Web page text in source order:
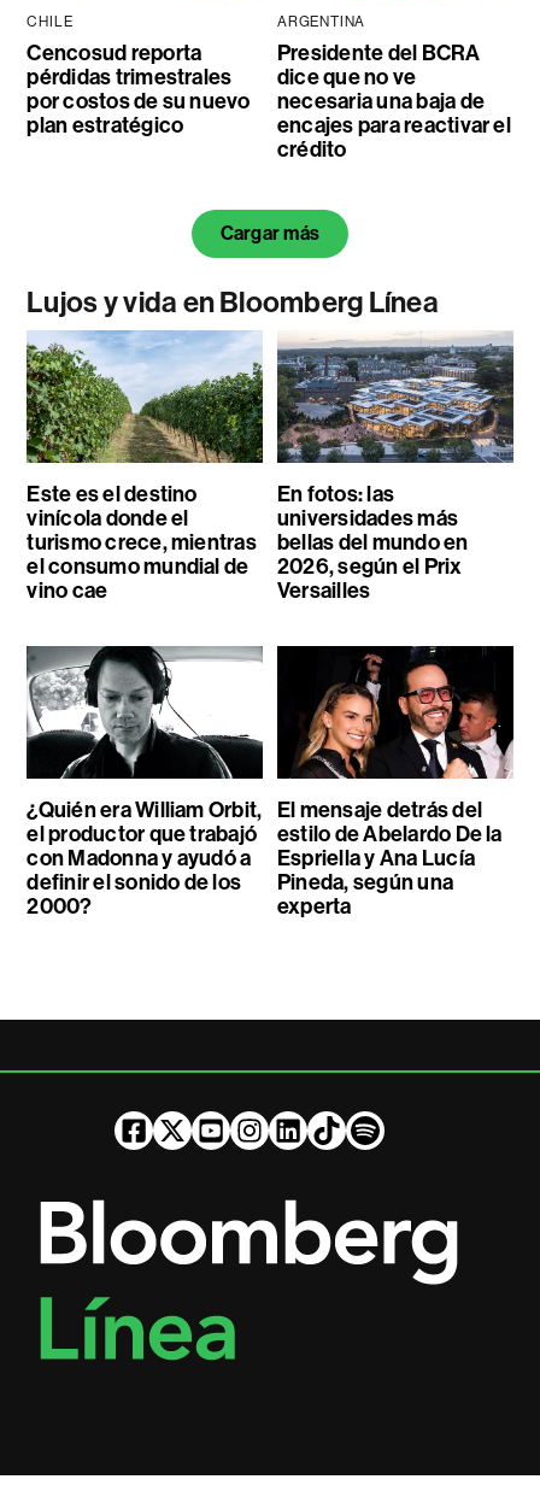
CHILE
Cencosud reporta
pérdidas trimestrales
por costos de su nuevo
plan estratégico
ARGENTINA
Presidente del BCRA
dice que no ve
necesaria una baja de
encajes para reactivar el
crédito
Cargar más
Lujos y vida en Bloomberg Línea
Este es el destino
vinícola donde el
turismo crece, mientras
el consumo mundial de
vino cae
En fotos: las
universidades más
bellas del mundo en
2026, según el Prix
Versailles
¿Quién era William Orbit,
el productor que trabajó
con Madonna y ayudó a
definir el sonido de los
2000?
El mensaje detrás del
estilo de Abelardo De la
Espriella y Ana Lucía
Pineda, según una
experta